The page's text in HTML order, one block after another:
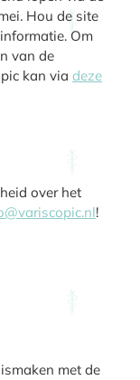
Hou de site
Om
van de
kan via deze
over het
!
met de